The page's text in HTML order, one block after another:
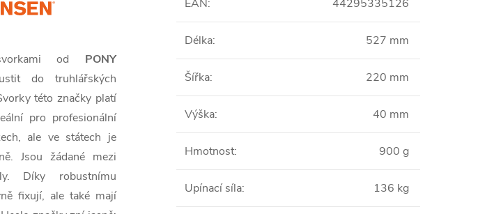
od PONY
do truhlářských
této značky platí
pro profesionální
ale ve státech je
Jsou žádané mezi
Díky robustnímu
fixují, ale také mají
EAN: 44295335126
Délka: 527 mm
Šířka: 220 mm
Výška: 40 mm
Hmotnost: 900 g
Upínací síla: 136 kg